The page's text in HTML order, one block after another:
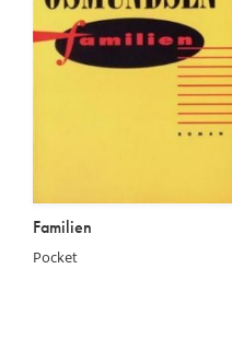
Familien
Pocket